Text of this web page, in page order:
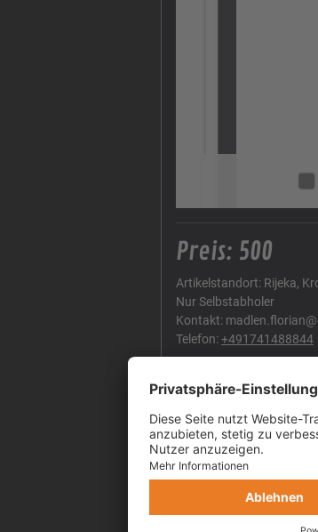
Preis: 500
Artikelstandort: Rijeka,
Nur Selbstabholer
Kontakt:
Telefon:+491741488844
Beschreibung
Hallo ihr Racer,
auf Grund von
Transponder +